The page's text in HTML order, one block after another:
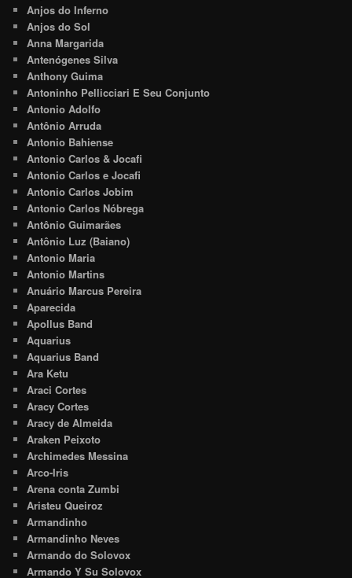
Anjos do Inferno
Anjos do Sol
Anna Margarida
Antenógenes Silva
Anthony Guima
Antoninho Pellicciari E Seu Conjunto
Antonio Adolfo
Antônio Arruda
Antonio Bahiense
Antonio Carlos & Jocafi
Antonio Carlos e Jocafi
Antonio Carlos Jobim
Antonio Carlos Nóbrega
Antônio Guimarães
Antônio Luz (Baiano)
Antonio Maria
Antonio Martins
Anuário Marcus Pereira
Aparecida
Apollus Band
Aquarius
Aquarius Band
Ara Ketu
Araci Cortes
Aracy Cortes
Aracy de Almeida
Araken Peixoto
Archimedes Messina
Arco-Iris
Arena conta Zumbi
Aristeu Queiroz
Armandinho
Armandinho Neves
Armando do Solovox
Armando Y Su Solovox